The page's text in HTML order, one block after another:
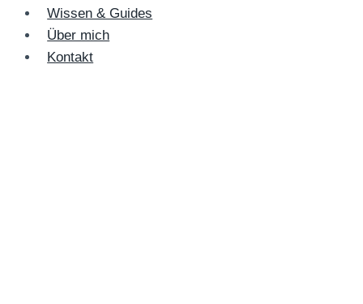
Wissen & Guides
Über mich
Kontakt